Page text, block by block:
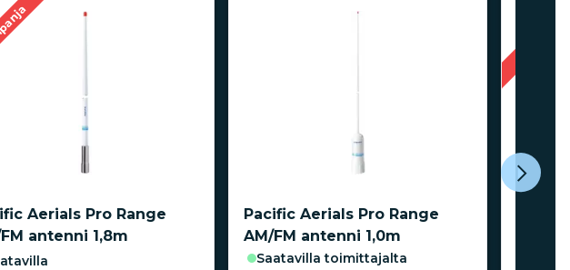
Aerials Pro Range
antenni 1,8m
Pacific Aerials Pro Range
AM/FM antenni 1,0m
saatavilla toimittajalta